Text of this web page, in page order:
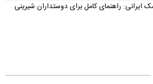
ایرانی: راهنمای کامل برای دوستداران شیرینی